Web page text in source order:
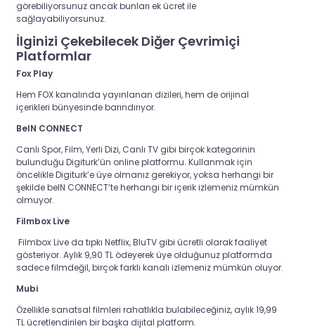
görebiliyorsunuz ancak bunları ek ücret ile
sağlayabiliyorsunuz.
İlginizi Çekebilecek Diğer Çevrimiçi
Platformlar
Fox Play
Hem FOX kanalında yayınlanan dizileri, hem de orijinal
içerikleri bünyesinde barındırıyor.
BeIN CONNECT
Canlı Spor, Film, Yerli Dizi, Canlı TV gibi birçok kategorinin
bulunduğu Digiturk’ün online platformu. Kullanmak için
öncelikle Digiturk’e üye olmanız gerekiyor, yoksa herhangi bir
şekilde beIN CONNECT’te herhangi bir içerik izlemeniz mümkün
olmuyor.
Filmbox Live
Filmbox Live da tıpkı Netflix, BluTV gibi ücretli olarak faaliyet
gösteriyor. Aylık 9,90 TL ödeyerek üye olduğunuz platformda
sadece filmdeğil, birçok farklı kanalı izlemeniz mümkün oluyor.
Mubi
Özellikle sanatsal filmleri rahatlıkla bulabileceğiniz, aylık 19,99
TL ücretlendirilen bir başka dijital platform.